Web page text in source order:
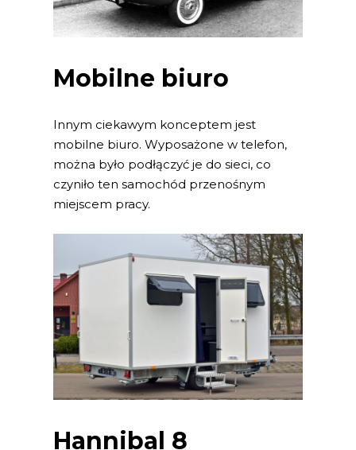
Mobilne biuro
Innym ciekawym konceptem jest
mobilne biuro. Wyposażone w telefon,
można było podłączyć je do sieci, co
czyniło ten samochód przenośnym
miejscem pracy.
Hannibal 8